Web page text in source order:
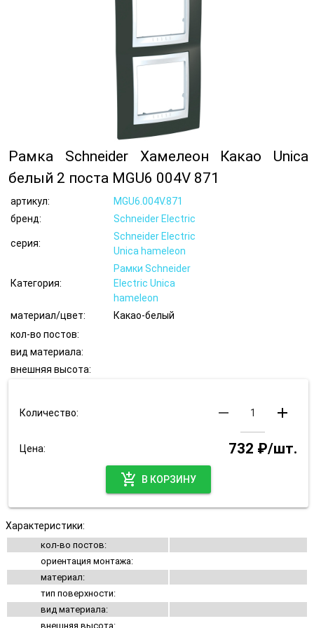
Рамка Schneider Хамелеон Какао Unica
белый 2 поста MGU6 004V 871
артикул:
MGU6.004V.871
бренд:
Schneider Electric
серия:
Schneider Electric
Unica hameleon
Категория:
Рамки Schneider
Electric Unica
hameleon
материал/цвет:
Какао-белый
кол-во постов:
вид материала:
внешняя высота:
Количество: remove add
Цена:
732 ₽/шт.
add_shopping_cart
В КОРЗИНУ
Характеристики:
кол-во постов:
ориентация монтажа:
материал:
тип поверхности:
вид материала:
внешняя высота: